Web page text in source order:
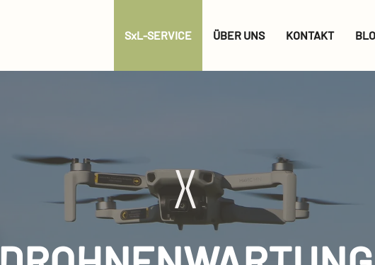
SxL-SERVICE ÜBER UNS KONTAKT